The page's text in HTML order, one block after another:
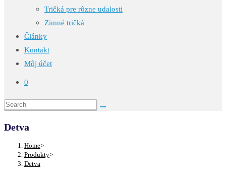
Tričká pre rôzne udalosti
Zimné tričká
Články
Kontakt
Môj účet
0
Detva
Home>
Produkty>
Detva